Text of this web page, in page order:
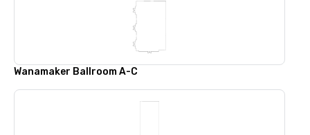
Wanamaker Ballroom A-C